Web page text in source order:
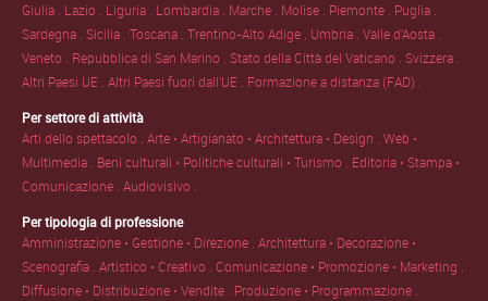
Giulia . Lazio . Liguria . Lombardia . Marche . Molise . Piemonte . Puglia .
Sardegna . Sicilia .Toscana .Trentino-Alto Adige . Umbria .Valle d'Aosta .
Veneto . Repubblica di San Marino . Stato della Città del Vaticano . Svizzera .
Altri Paesi UE .Altri Paesi fuori dall'UE . Formazione a distanza (FAD) .
Per settore di attività
Arti dello spettacolo .Arte • Artigianato • Architettura • Design .Web •
Multimedia . Beni culturali • Politiche culturali • Turismo . Editoria • Stampa •
Comunicazione .Audiovisivo .
Per tipologia di professione
Amministrazione • Gestione • Direzione .Architettura • Decorazione •
Scenografia .Artistico • Creativo .Comunicazione • Promozione • Marketing .
Diffusione • Distribuzione • Vendite . Produzione • Programmazione .